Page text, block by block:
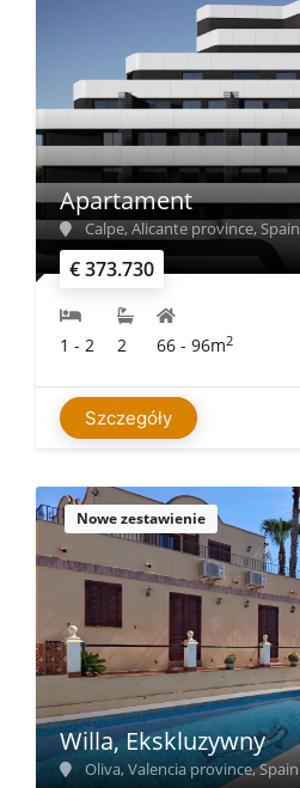
€ 373.730
Apartament
Calpe, Alicante province, Spain
1 - 2 2 66 - 96m2
Szczegóły
Nowe zestawienie
Willa, Ekskluzywny
Oliva, Valencia province, Spain